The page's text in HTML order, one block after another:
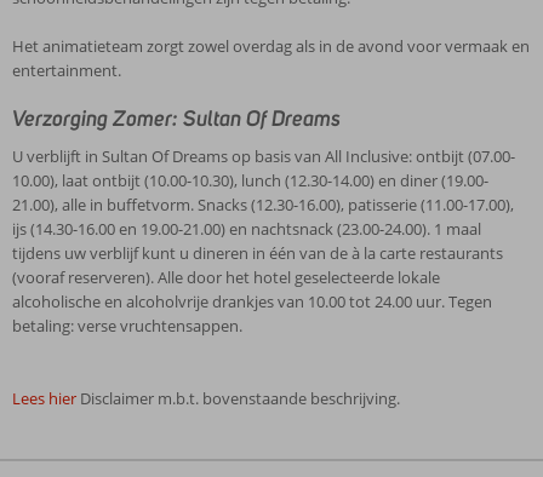
Het animatieteam zorgt zowel overdag als in de avond voor vermaak en
entertainment.
Verzorging Zomer: Sultan Of Dreams
U verblijft in Sultan Of Dreams op basis van All Inclusive: ontbijt (07.00-
10.00), laat ontbijt (10.00-10.30), lunch (12.30-14.00) en diner (19.00-
21.00), alle in buffetvorm. Snacks (12.30-16.00), patisserie (11.00-17.00),
ijs (14.30-16.00 en 19.00-21.00) en nachtsnack (23.00-24.00). 1 maal
tijdens uw verblijf kunt u dineren in één van de à la carte restaurants
(vooraf reserveren). Alle door het hotel geselecteerde lokale
alcoholische en alcoholvrije drankjes van 10.00 tot 24.00 uur. Tegen
betaling: verse vruchtensappen.
Lees hier Disclaimer m.b.t. bovenstaande beschrijving.